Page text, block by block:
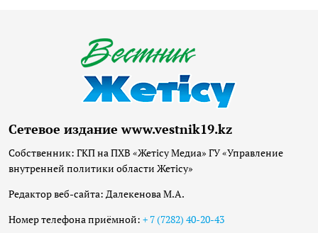
Сетевое издание www.vestnik19.kz
Собственник: ГКП на ПХВ «Жетісу Медиа» ГУ «Управление
внутренней политики области Жетісу»
Редактор веб-сайта: Далекенова М.А.
Номер телефона приёмной: + 7 (7282) 40-20-43